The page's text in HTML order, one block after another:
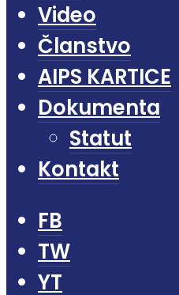
Video
Članstvo
AIPS KARTICE
Dokumenta
Statut
Kontakt
FB
TW
YT